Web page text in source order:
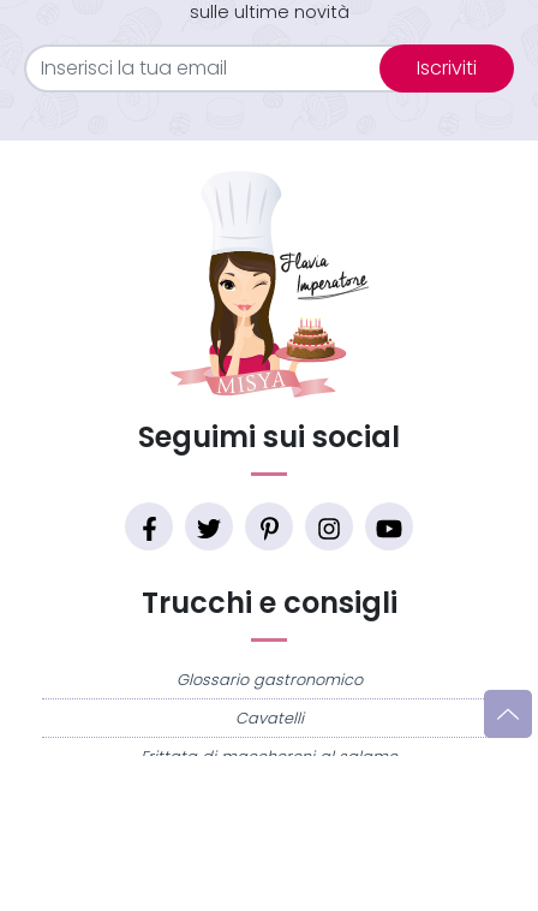
sulle ultime novità
Iscriviti
Trucchi e consigli
Glossario gastronomico
Cavatelli
Frittata di maccheroni al salame
Seguimi sui social